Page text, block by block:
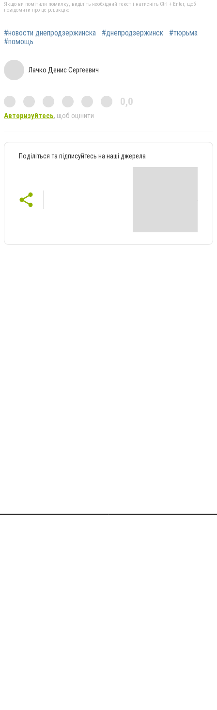
Якщо ви помітили помилку, виділіть необхідний текст і натисніть Ctrl + Enter, щоб
повідомити про це редакцію
#новости днепродзержинска #днепродзержинск
#тюрьма
#помощь
Лачко Денис Сергеевич
0,0
Авторизуйтесь, щоб оцінити
Поділіться та підписуйтесь на наші джерела